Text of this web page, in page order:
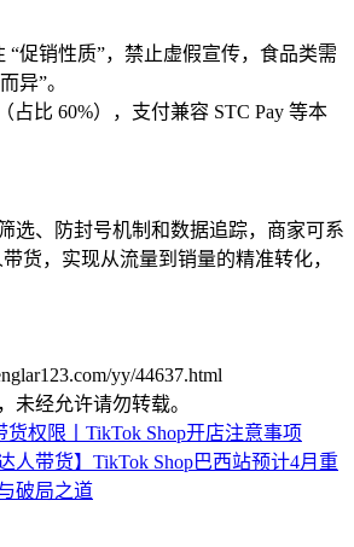
“促销性质”，禁止虚假宣传，食品类需
异”。
占比 60%），支付兼容 STC Pay 等本
选、防封号机制和数据追踪，商家可系
货，实现从流量到销量的精准转化，
yy/44637.html
未经允许请勿转载。
权限丨TikTok Shop开店注意事项
人带货】TikTok Shop巴西站预计4月重
破局之道